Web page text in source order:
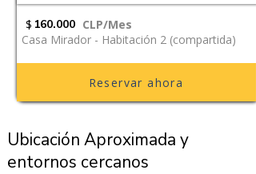
$ 160.000 CLP/Mes
Casa Mirador - Habitación 2 (compartida)
Reservar ahora
Ubicación Aproximada y
entornos cercanos